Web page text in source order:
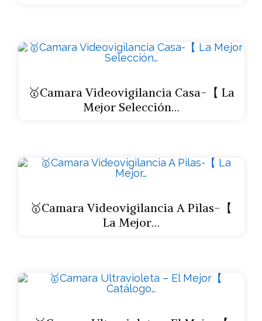
🥇Camara Videovigilancia Casa-【 La
Mejor Selección…
🥇Camara Videovigilancia A Pilas-【
La Mejor…